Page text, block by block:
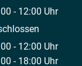
08:00 bis 12:00 Uhr
- 12:00 Uhr
08:00 bis 12:00 Uhr
- 12:00 Uhr
08:00 bis 12:00 Uhr
- 18:00 Uhr